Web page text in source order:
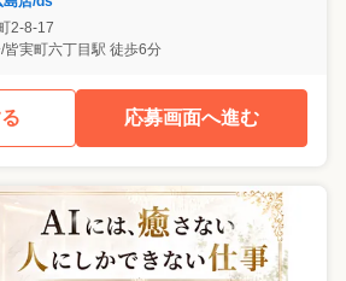
2-8-17
実町六丁目駅 徒歩6分
応募画面へ進む